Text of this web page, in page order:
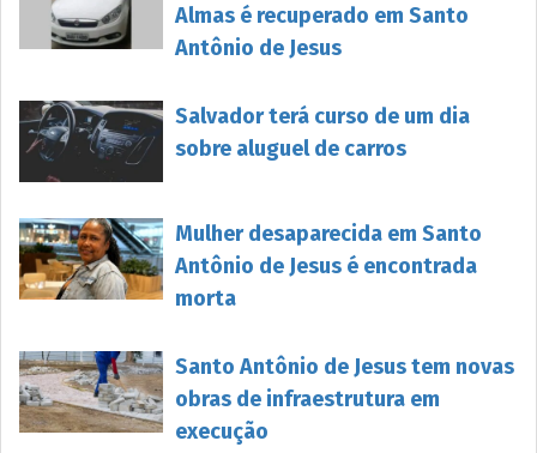
Almas é recuperado em Santo
Antônio de Jesus
Salvador terá curso de um dia
sobre aluguel de carros
Mulher desaparecida em Santo
Antônio de Jesus é encontrada
morta
Santo Antônio de Jesus tem novas
obras de infraestrutura em
execução